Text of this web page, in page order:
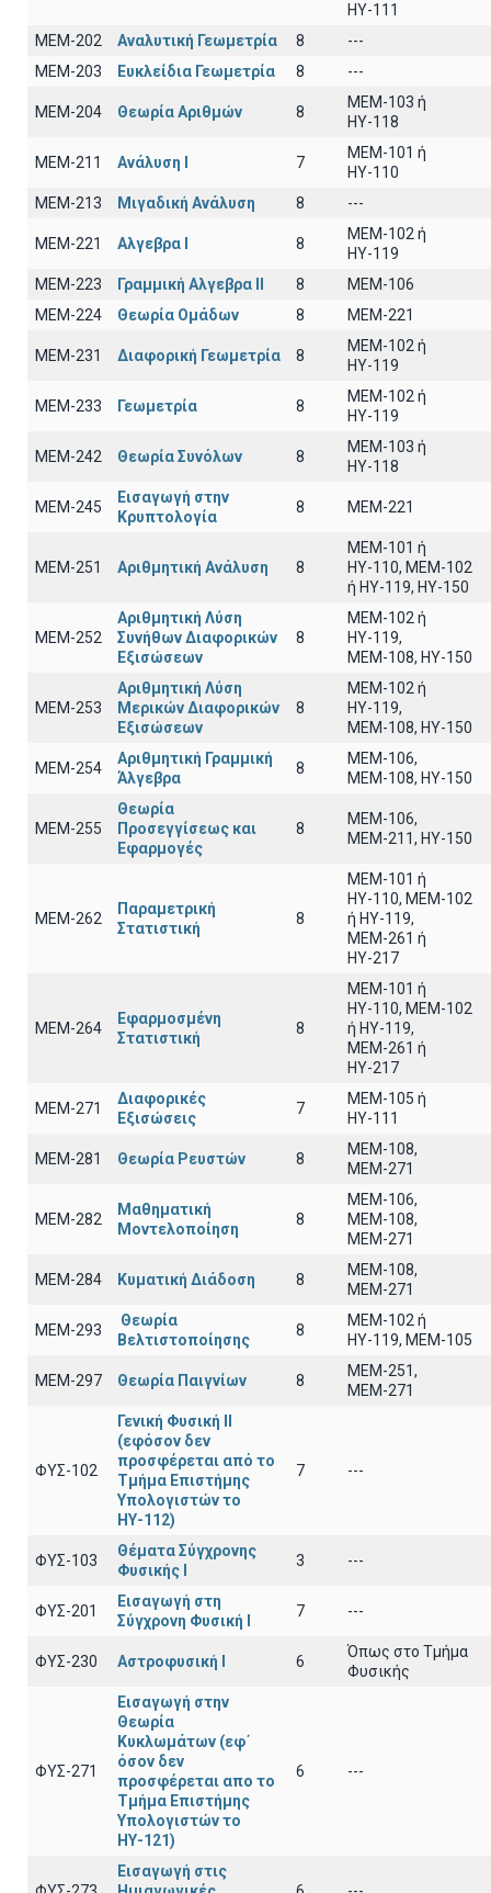
ΗΥ-111
ΜΕΜ-202
Αναλυτική Γεωμετρία 8
---
ΜΕΜ-203
Ευκλείδια Γεωμετρία 8 ---
ΜΕΜ-204 Θεωρία Αριθμών 8
ΜΕΜ-103 ή
ΗΥ-118
ΜΕΜ-211 Ανάλυση Ι 7
ΜΕΜ-101 ή
ΗΥ-110
ΜΕΜ-213
Μιγαδική Ανάλυση 8 ---
ΜΕΜ-221 Αλγεβρα Ι 8
ΜΕΜ-102 ή
ΗΥ-119
ΜΕΜ-223
Γραμμική Αλγεβρα ΙΙ 8
MEM-106
ΜΕΜ-224
Θεωρία Ομάδων 8 MEM-221
ΜΕΜ-231 Διαφορική Γεωμετρία 8
MEM-102 ή
ΗΥ-119
ΜΕΜ-233 Γεωμετρία 8
MEM-102 ή
ΗΥ-119
ΜΕΜ-242 Θεωρία Συνόλων 8
ΜΕΜ-103 ή
ΗΥ-118
ΜΕΜ-245
Εισαγωγή στην
Κρυπτολογία
8 MEM-221
ΜΕΜ-251 Αριθμητική Ανάλυση 8
ΜΕΜ-101 ή
ΗΥ-110, MEM-102
ή ΗΥ-119, ΗΥ-150
ΜΕΜ-252
Αριθμητική Λύση
Συνήθων Διαφορικών
Εξισώσεων
8
MEM-102 ή
ΗΥ-119,
ΜΕΜ-108, ΗΥ-150
ΜΕΜ-253
Αριθμητική Λύση
Μερικών Διαφορικών
Εξισώσεων
8
ΜΕΜ-102 ή
ΗΥ-119,
ΜΕΜ-108, ΗΥ-150
ΜΕΜ-254
Αριθμητική Γραμμική
Άλγεβρα
8
ΜΕΜ-106,
ΜΕΜ-108, ΗΥ-150
ΜΕΜ-255
Θεωρία
Προσεγγίσεως και
Εφαρμογές
8
ΜΕΜ-106,
ΜΕΜ-211, ΗΥ-150
ΜΕΜ-262
Παραμετρική
Στατιστική
8
ΜΕΜ-101 ή
ΗΥ-110, MEM-102
ή ΗΥ-119,
ΜΕΜ-261 ή
ΗΥ-217
ΜΕΜ-264
Εφαρμοσμένη
Στατιστική
8
ΜΕΜ-101 ή
ΗΥ-110, MEM-102
ή ΗΥ-119,
ΜΕΜ-261 ή
ΗΥ-217
ΜΕΜ-271
Διαφορικές
Εξισώσεις
7
ΜΕΜ-105 ή
ΗΥ-111
ΜΕΜ-281 Θεωρία Ρευστών 8
ΜΕΜ-108,
ΜΕΜ-271
ΜΕΜ-282
Μαθηματική
Μοντελοποίηση
8
ΜΕΜ-106,
ΜΕΜ-108,
ΜΕΜ-271
ΜΕΜ-284 Κυματική Διάδοση 8
ΜΕΜ-108,
ΜΕΜ-271
ΜΕΜ-293
Θεωρία
Βελτιστοποίησης
8
ΜΕΜ-102 ή
ΗΥ-119, ΜΕΜ-105
ΜΕΜ-297 Θεωρία Παιγνίων 8
ΜΕΜ-251,
ΜΕΜ-271
ΦΥΣ-102
Γενική Φυσική ΙΙ
(εφόσον δεν
προσφέρεται από το
Τμήμα Επιστήμης
Υπολογιστών το
ΗΥ-112)
7 ---
ΦΥΣ-103
Θέματα Σύγχρονης
Φυσικής Ι
3 ---
ΦΥΣ-201
Εισαγωγή στη
Σύγχρονη Φυσική Ι
7 ---
ΦΥΣ-230 Αστροφυσική Ι 6
Όπως στο Τμήμα
Φυσικής
ΦΥΣ-271
Εισαγωγή στην
Θεωρία
Κυκλωμάτων (εφ΄
όσον δεν
προσφέρεται απο το
Τμήμα Επιστήμης
Υπολογιστών το
ΗΥ-121)
6 ---
Εισαγωγή στις